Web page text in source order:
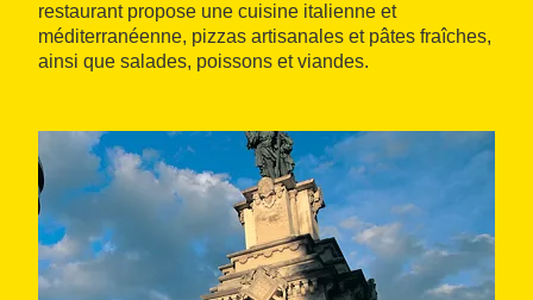
restaurant propose une cuisine italienne et
méditerranéenne, pizzas artisanales et pâtes fraîches,
ainsi que salades, poissons et viandes.